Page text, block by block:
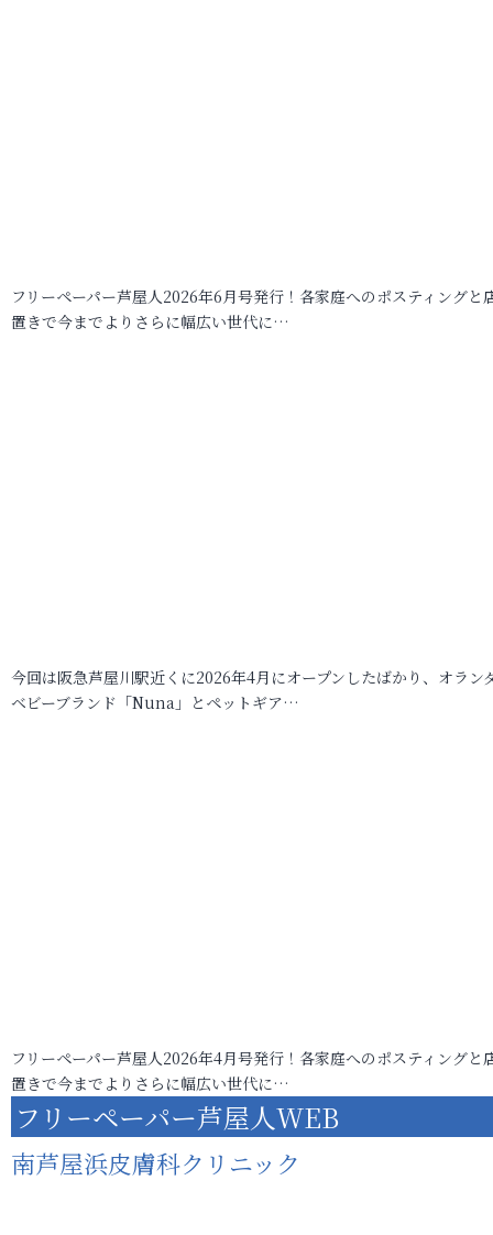
フリーペーパー芦屋人2026年6月号発行！各家庭へのポスティングと
置きで今までよりさらに幅広い世代に…
今回は阪急芦屋川駅近くに2026年4月にオープンしたばかり、オラン
ベビーブランド「Nuna」とペットギア…
フリーペーパー芦屋人2026年4月号発行！各家庭へのポスティングと
置きで今までよりさらに幅広い世代に…
フリーペーパー芦屋人WEB
南芦屋浜皮膚科クリニック